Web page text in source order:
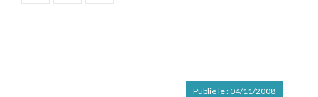
Publié le : 04/11/2008